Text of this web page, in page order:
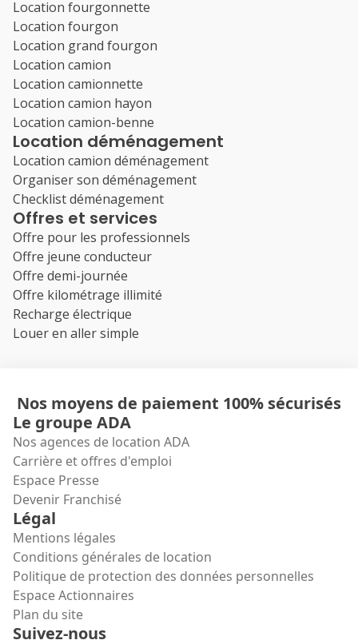
Location fourgonnette
Location fourgon
Location grand fourgon
Location camion
Location camionnette
Location camion hayon
Location camion-benne
Location déménagement
Location camion déménagement
Organiser son déménagement
Checklist déménagement
Offres et services
Offre pour les professionnels
Offre jeune conducteur
Offre demi-journée
Offre kilométrage illimité
Recharge électrique
Louer en aller simple
Nos moyens de paiement 100% sécurisés
Le groupe ADA
Nos agences de location ADA
Carrière et offres d'emploi
Espace Presse
Devenir Franchisé
Légal
Mentions légales
Conditions générales de location
Politique de protection des données personnelles
Espace Actionnaires
Plan du site
Suivez-nous